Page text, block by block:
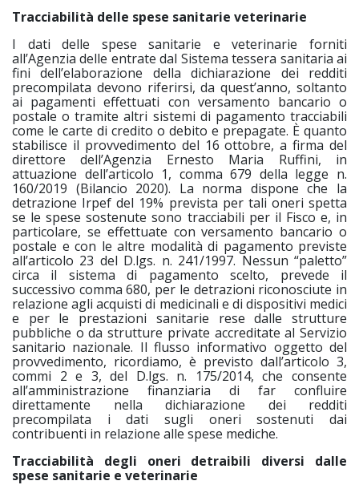
Tracciabilità delle spese sanitarie veterinarie
I dati delle spese sanitarie e veterinarie forniti
all’Agenzia delle entrate dal Sistema tessera sanitaria ai
fini dell’elaborazione della dichiarazione dei redditi
precompilata devono riferirsi, da quest’anno, soltanto
ai pagamenti effettuati con versamento bancario o
postale o tramite altri sistemi di pagamento tracciabili
come le carte di credito o debito e prepagate. È quanto
stabilisce il provvedimento del 16 ottobre, a firma del
direttore dell’Agenzia Ernesto Maria Ruffini, in
attuazione dell’articolo 1, comma 679 della legge n.
160/2019 (Bilancio 2020). La norma dispone che la
detrazione Irpef del 19% prevista per tali oneri spetta
se le spese sostenute sono tracciabili per il Fisco e, in
particolare, se effettuate con versamento bancario o
postale e con le altre modalità di pagamento previste
all’articolo 23 del D.lgs. n. 241/1997. Nessun “paletto”
circa il sistema di pagamento scelto, prevede il
successivo comma 680, per le detrazioni riconosciute in
relazione agli acquisti di medicinali e di dispositivi medici
e per le prestazioni sanitarie rese dalle strutture
pubbliche o da strutture private accreditate al Servizio
sanitario nazionale. Il flusso informativo oggetto del
provvedimento, ricordiamo, è previsto dall’articolo 3,
commi 2 e 3, del D.lgs. n. 175/2014, che consente
all’amministrazione finanziaria di far confluire
direttamente nella dichiarazione dei redditi
precompilata i dati sugli oneri sostenuti dai
contribuenti in relazione alle spese mediche.
Tracciabilità degli oneri detraibili diversi dalle
spese sanitarie e veterinarie